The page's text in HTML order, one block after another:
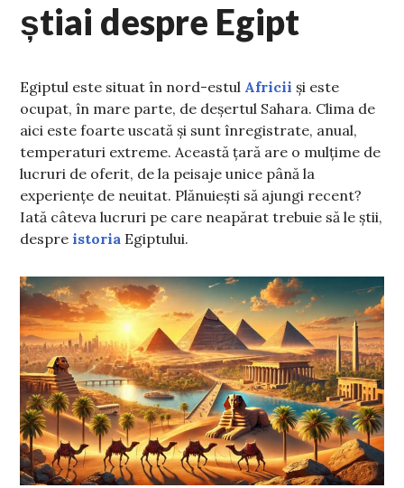
știai despre Egipt
Egiptul este situat în nord-estul Africii și este
ocupat, în mare parte, de deșertul Sahara. Clima de
aici este foarte uscată și sunt înregistrate, anual,
temperaturi extreme. Această țară are o mulțime de
lucruri de oferit, de la peisaje unice până la
experiențe de neuitat. Plănuiești să ajungi recent?
Iată câteva lucruri pe care neapărat trebuie să le știi,
despre istoria Egiptului.